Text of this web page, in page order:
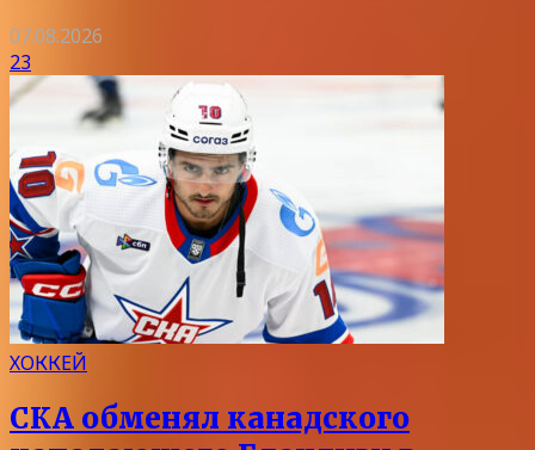
07.08.2026
23
ХОККЕЙ
СКА обменял канадского